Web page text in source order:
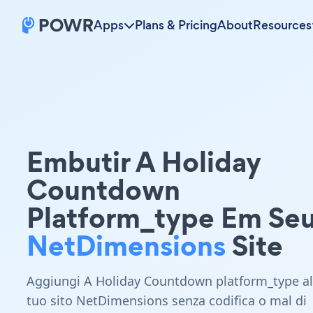
Apps Plans & PricingAboutResources
Embutir A Holiday
Countdown
Platform_type Em
NetDimensionsSite
Aggiungi A Holiday Countdown platform_type al
tuo sito NetDimensions senza codifica o mal di